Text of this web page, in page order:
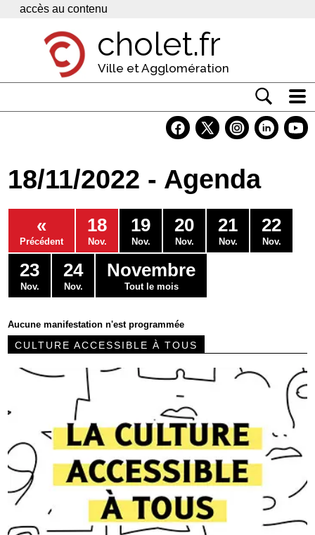
Panneau de gestion des cookies
accès au contenu
cholet.fr
Ville et Agglomération
Economie
Services
Contacts
18/11/2022 - Agenda
«
Précédent
18
Nov.
19
Nov.
20
Nov.
21
Nov.
22
Nov.
23
Nov.
24
Nov.
Novembre
Tout le mois
Aucune manifestation n'est programmée
CULTURE ACCESSIBLE À TOUS